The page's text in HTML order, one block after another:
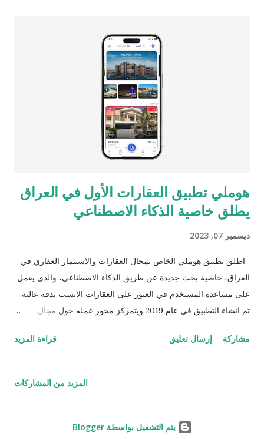
يشاهدون عروض توضيحية لمولّد التيار الكهرومغناطيسي الذكي (إيه آي
أس إي جي) ويشاركون في المناقشات مع الخبراء في جناح المولد
بمركز التحول في قطاع الطاقة، في منطقة الاستدامة بالمنطقة
عالماً لا يعتمد على الوقود للحصول على الطاقة، بل على الكهرباء عالية
هوملي تطبيق العقارات الأول في العراق
يطلق خاصية الذكاء الاصطناعي
ديسمبر 07, 2023
اطلق تطبيق هوملي الخاص بمجال العقارات والاستثمار العقاري في
العراق، خاصية بحث جديدة عن طريق الذكاء الاصطناعي، والذي يعمل
على مساعدة المستخدم في العثور على العقارات الانسب بدقة عالية.
تم انشاء التطبيق في عام 2019 ويتمركز محور عمله حول مجال
لمستخدمي التطبيق اكتشاف العقارات المتوفرة في اغلب المحافظات
للايجار اضافة الى معرفة تفاصيلها مثل: (السعر, الصور عدد الغرف,
عنه دون الحاجة الى معاناة الذهاب والاستفسار على ارض الواقع. فيما
مشاركة إرسال تعليق قراءة المزيد
المزيد من المشاركات
‏يتم التشغيل بواسطة Blogger